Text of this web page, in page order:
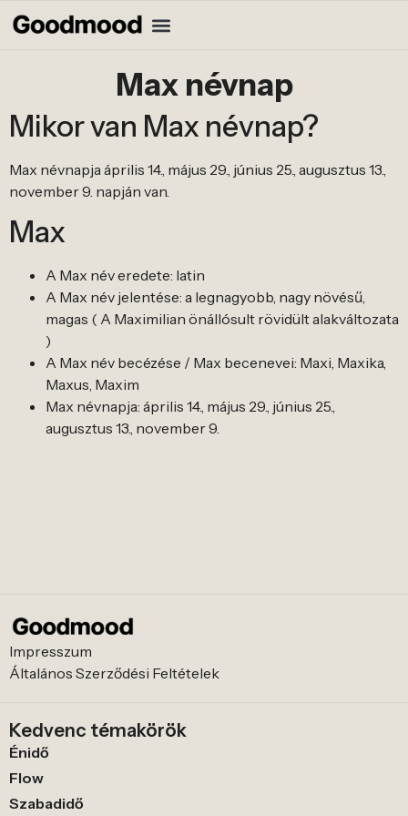
Max névnap
Mikor van Max névnap?
Max névnapja április 14., május 29., június 25., augusztus 13.,
november 9. napján van.
Max
A Max név eredete: latin
A Max név jelentése: a legnagyobb, nagy növésű,
magas ( A Maximilian önállósult rövidült alakváltozata
)
A Max név becézése / Max becenevei: Maxi, Maxika,
Maxus, Maxim
Max névnapja: április 14., május 29., június 25.,
augusztus 13., november 9.
Impresszum
Általános Szerződési Feltételek
Kedvenc témakörök
Énidő
Flow
Szabadidő